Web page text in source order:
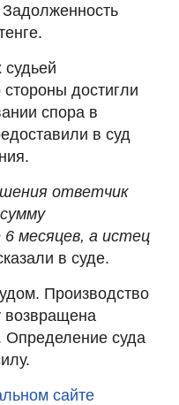
Задолженность
судьей
достигли
спора в
в суд
ответчик
месяцев, а истец
в суде.
Производство
возвращена
Определение суда
сайте